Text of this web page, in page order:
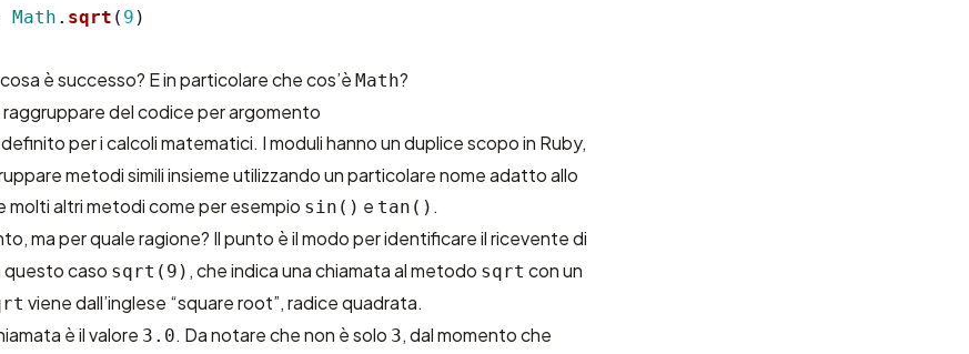
Math . sqrt ( 9 )
è successo? E in particolare che cos’è Math?
raggruppare del codice per argomento
per i calcoli matematici. I moduli hanno un duplice scopo in Ruby,
metodi simili insieme utilizzando un particolare nome adatto allo
molti altri metodi come per esempio sin() e tan() .
ma per quale ragione? Il punto è il modo per identificare il ricevente di
questo caso sqrt(9) , che indica una chiamata al metodo sqrt con un
viene dall’inglese “square root”, radice quadrata.
è il valore 3.0. Da notare che non è solo 3, dal momento che